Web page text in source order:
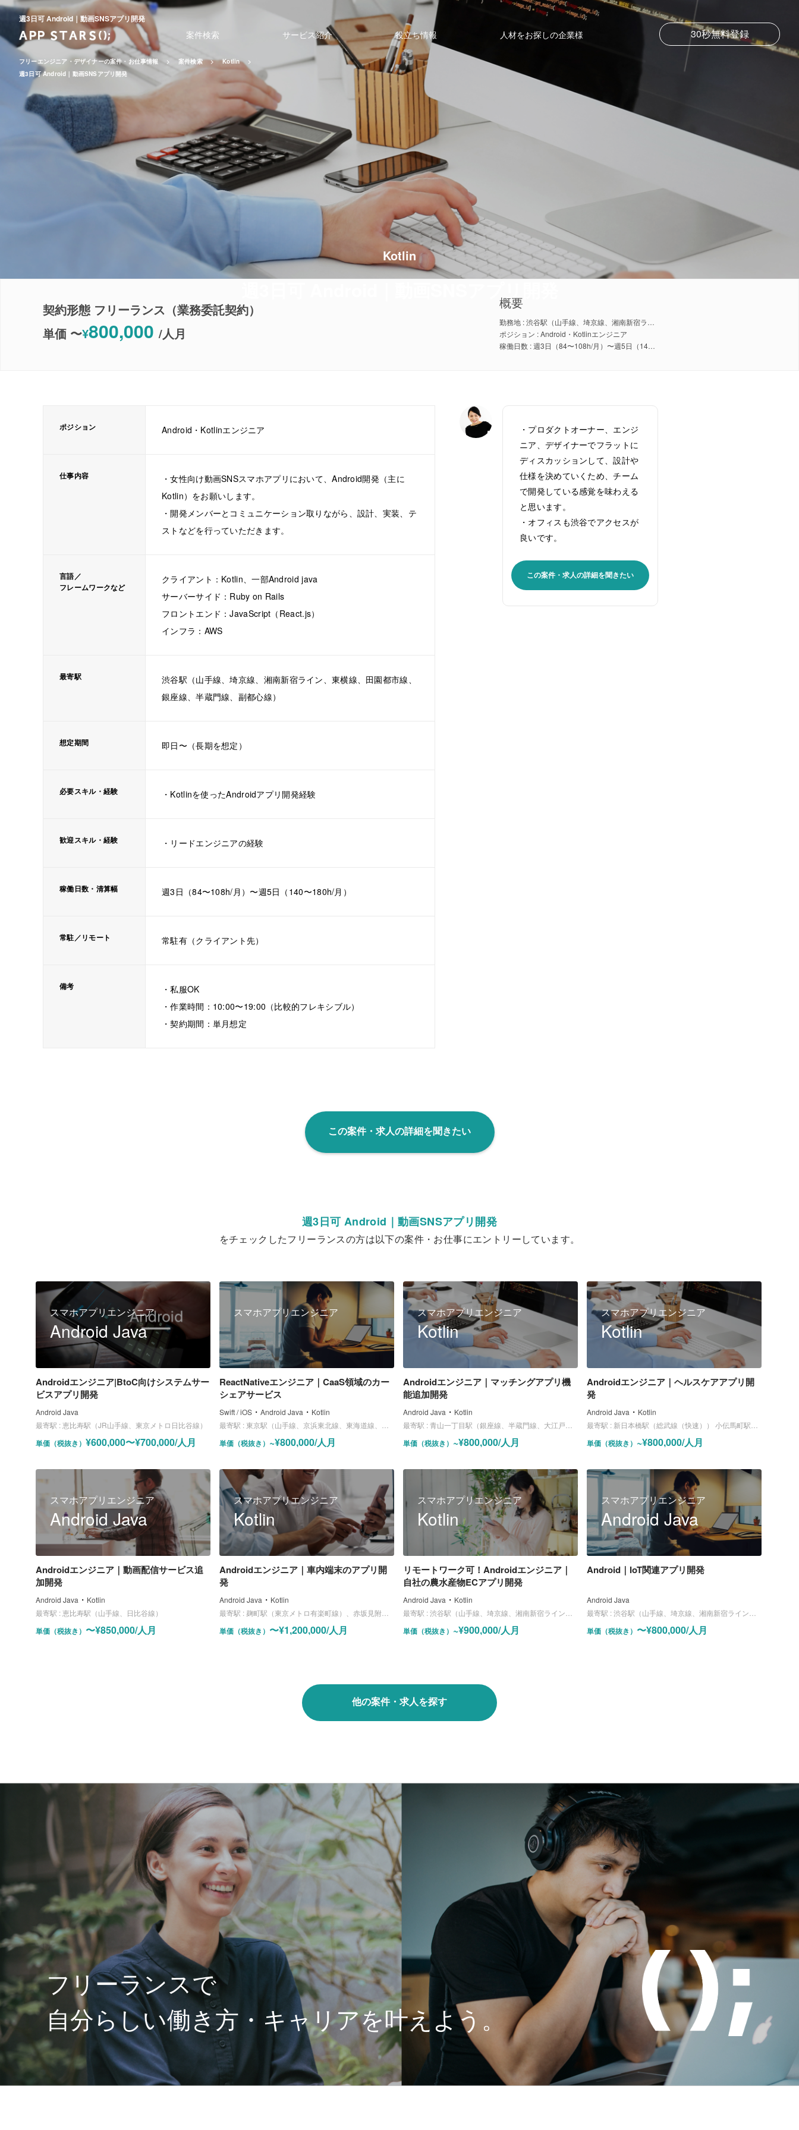
週3日可 Android｜動画SNSアプリ開発
案件検索 サービス紹介 役立ち情報 人材をお探しの企業様 30秒無料登録
フリーエンジニア・デザイナーの案件・お仕事情報 案件検索
Kotlin
週3日可 Android｜動画SNSアプリ開発
Kotlin
契約形態 フリーランス（業務委託契約）
単価 〜¥800,000 /人月
概要
勤務地 : 渋谷駅（山手線、埼京線、湘南新宿ライン、東横線、田園都市線、銀座線、半蔵門線、副都心線）
ポジション : Android・Kotlinエンジニア
稼働日数 : 週3日（84〜108h/月）〜週5日（140〜180h/月）
ポジション Android・Kotlinエンジニア
仕事内容
・女性向け動画SNSスマホアプリにおいて、Android開発（主に
Kotlin）をお願いします。
・開発メンバーとコミュニケーション取りながら、設計、実装、テ
ストなどを行っていただきます。
言語／
フレームワークなど
クライアント：Kotlin、一部Android java
サーバーサイド：Ruby on Rails
フロントエンド：JavaScript（React.js）
インフラ：AWS
最寄駅
渋谷駅（山手線、埼京線、湘南新宿ライン、東横線、田園都市線、
銀座線、半蔵門線、副都心線）
想定期間 即日〜（長期を想定）
必要スキル・経験 ・Kotlinを使ったAndroidアプリ開発経験
歓迎スキル・経験 ・リードエンジニアの経験
稼働日数・清算幅 週3日（84〜108h/月）〜週5日（140〜180h/月）
常駐／リモート 常駐有（クライアント先）
備考
・私服OK
・作業時間：10:00〜19:00（比較的フレキシブル）
・契約期間：単月想定
・プロダクトオーナー、エンジ
ニア、デザイナーでフラットに
ディスカッションして、設計や
仕様を決めていくため、チーム
で開発している感覚を味わえる
と思います。
・オフィスも渋谷でアクセスが
良いです。
この案件・求人の詳細を聞きたい
この案件・求人の詳細を聞きたい
週3日可 Android｜動画SNSアプリ開発
をチェックしたフリーランスの方は以下の案件・お仕事にエントリーしています。
スマホアプリエンジニア
Android Java
Androidエンジニア|BtoC向けシステムサー
ビスアプリ開発
Android Java
最寄駅 :恵比寿駅（JR山手線、東京メトロ日比谷線）
単価（税抜き） ¥600,000〜¥700,000/人月
スマホアプリエンジニア
ReactNativeエンジニア｜CaaS領域のカー
シェアサービス
Swift / iOS ・ Android Java ・ Kotlin
最寄駅 : 東京駅（山手線、京浜東北線、東海道線、中央線、京葉線、丸ノ内線）
単価（税抜き） ~¥800,000/人月
スマホアプリエンジニア
Kotlin
Androidエンジニア｜マッチングアプリ機
能追加開発
Android Java ・ Kotlin
最寄駅 :青山一丁目駅（銀座線、半蔵門線、大江戸線）
単価（税抜き） ~¥800,000/人月
スマホアプリエンジニア
Kotlin
Androidエンジニア｜ヘルスケアアプリ開
発
Android Java ・ Kotlin
最寄駅 : 新日本橋駅（総武線（快速）） 小伝馬町駅（日比谷線）
単価（税抜き） ~¥800,000/人月
スマホアプリエンジニア
Android Java
Androidエンジニア｜動画配信サービス追
加開発
Android Java ・ Kotlin
最寄駅 :恵比寿駅（山手線、日比谷線）
単価（税抜き） 〜¥850,000/人月
スマホアプリエンジニア
Kotlin
Androidエンジニア｜車内端末のアプリ開
発
Android Java ・ Kotlin
最寄駅 :麹町駅（東京メトロ有楽町線）、赤坂見附駅（銀座線、丸ノ内線）
単価（税抜き） 〜¥1,200,000/人月
スマホアプリエンジニア
Kotlin
リモートワーク可！Androidエンジニア｜
自社の農水産物ECアプリ開発
Android Java ・ Kotlin
最寄駅 :渋谷駅（山手線、埼京線、湘南新宿ライン、東横線、田園都市線、銀座線、半蔵門線、副都心線）
単価（税抜き） ~¥900,000/人月
スマホアプリエンジニア
Android Java
Android｜IoT関連アプリ開発
Android Java
最寄駅 :渋谷駅（山手線、埼京線、湘南新宿ライン、東横線、田園都市線、銀座線、半蔵門線、副都心線）
単価（税抜き） 〜¥800,000/人月
他の案件・求人を探す
フリーランスで
自分らしい働き方・キャリアを叶えよう。